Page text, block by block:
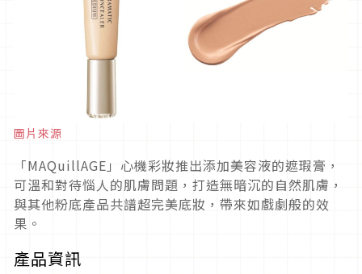
圖片來源
「MAQuillAGE」心機彩妝推出添加美容液的遮瑕膏，
可溫和對待惱人的肌膚問題，打造無暗沉的自然肌膚，
與其他粉底產品共譜超完美底妝，帶來如戲劇般的效
果。
產品資訊